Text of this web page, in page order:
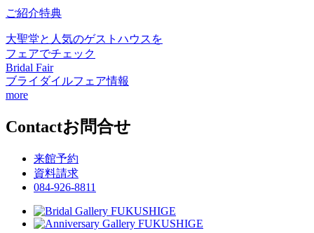
ご紹介特典
大聖堂と人気のゲストハウスを
フェアでチェック
Bridal Fair
ブライダイルフェア情報
more
Contactお問合せ
来館予約
資料請求
084-926-8811